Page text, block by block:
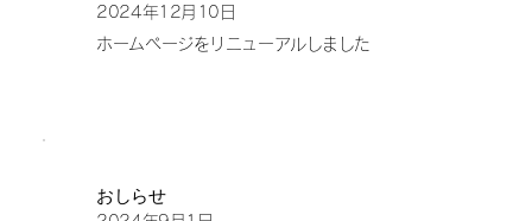
2024年12月10日
ホームページをリニューアルしました
おしらせ